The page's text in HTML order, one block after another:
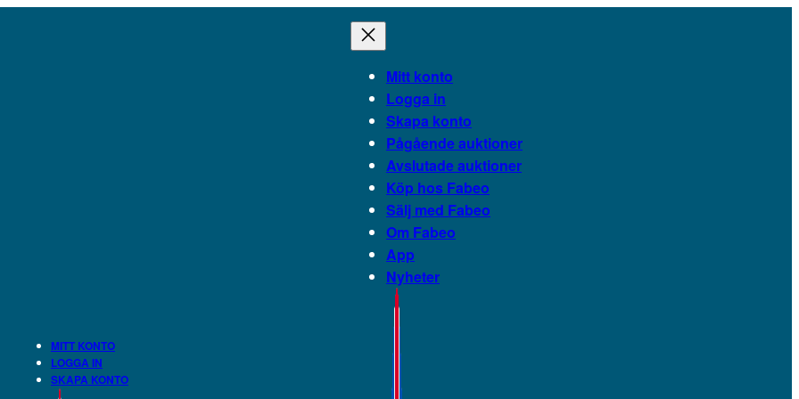
MITT KONTO
LOGGA IN
SKAPA KONTO
Mitt konto
Logga in
Skapa konto
Pågående auktioner
Avslutade auktioner
Köp hos Fabeo
Sälj med Fabeo
Om Fabeo
App
Nyheter